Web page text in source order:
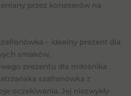
przez koneserów na
– idealny prezent dla
smaków.
prezentu dla miłośnika
szafranówka z
oczekiwania. Jej niezwykły